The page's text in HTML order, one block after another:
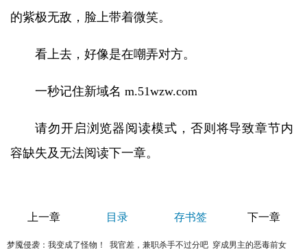
的紫极无敌，脸上带着微笑。
看上去，好像是在嘲弄对方。
一秒记住新域名 m.51wzw.com
请勿开启浏览器阅读模式，否则将导致章节内
容缺失及无法阅读下一章。
上一章 目录 存书签 下一章
梦魇侵袭：我变成了怪物！ 我官差，兼职杀手不过分吧 穿成男主的恶毒前女